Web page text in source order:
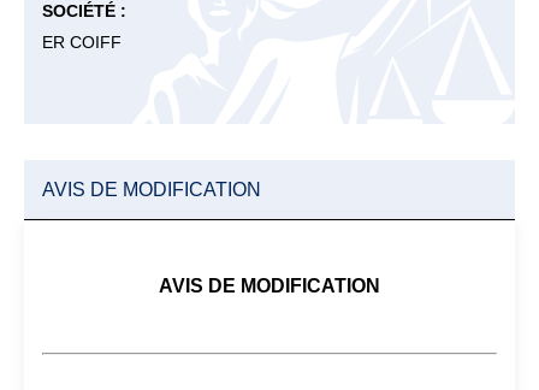
SOCIÉTÉ :
ER COIFF
AVIS DE MODIFICATION
AVIS DE MODIFICATION